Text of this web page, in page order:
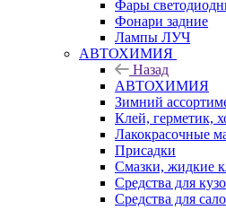
Фары
Фонари задние
Лампы ЛУЧ
АВТОХИМИЯ
Назад
АВТОХИМИЯ
Зимний
Клей, герметик,
Лакокрасочные
Присадки
Смазки, жидкие
Средства для
Средства для